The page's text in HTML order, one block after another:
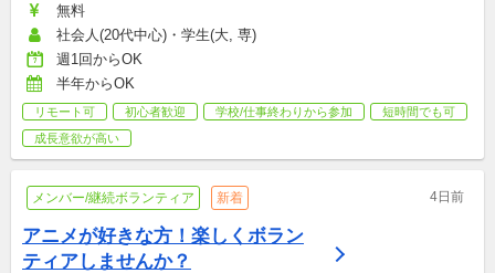
無料
社会人(20代中心)・学生(大, 専)
週1回からOK
半年からOK
リモート可 初心者歓迎 学校/仕事終わりから参加
短時間でも可
成長意欲が高い
メンバー/継続ボランティア 新着 4日前
アニメが好きな方！楽しくボラン
ティアしませんか？